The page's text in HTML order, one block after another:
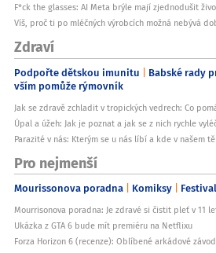
F*ck the glasses: AI Meta brýle mají zjednodušit
Víš, proč ti po mléčných výrobcích možná nebývá
Zdraví
Podpořte dětskou imunitu Babské rady
vším pomůže rýmovník
Jak se zdravě zchladit v tropických vedrech: Co
Úpal a úžeh: Jak je poznat a jak se z nich rychle
Parazité v nás: Kterým se u nás líbí a kde v našem
Pro nejmenší
Mourissonova poradna Komiksy
Mourrisonova poradna: Je zdravé si čistit pleť v 11
Ukázka z GTA 6 bude mít premiéru na Netflixu
Forza Horizon 6 (recenze): Oblíbené arkádové